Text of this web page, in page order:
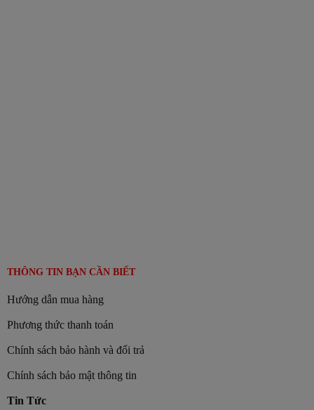
THÔNG TIN BẠN CẦN BIẾT
Hướng dẫn mua hàng
Phương thức thanh toán
Chính sách bảo hành và đổi trả
Chính sách bảo mật thông tin
Tin Tức